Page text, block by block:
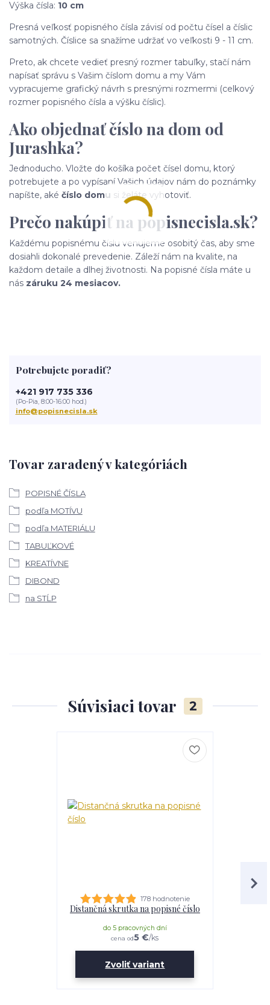
Výška čísla: 10 cm
Presná veľkosť popisného čísla závisí od počtu čísel a číslic
samotných. Číslice sa snažíme udržať vo veľkosti 9 - 11 cm.
Preto, ak chcete vedieť presný rozmer tabuľky, stačí nám
napísať správu s Vašim číslom domu a my Vám
vypracujeme grafický návrh s presnými rozmermi (celkový
rozmer popisného čísla a výšku číslic).
Ako objednať číslo na dom od
Jurashka?
Jednoducho. Vložte do košíka počet čísel domu, ktorý
potrebujete a po vypísaní Vašich údajov nám do poznámky
napíšte, aké číslo domu si želáte vyhotoviť.
Prečo nakúpiť na popisnecisla.sk?
Každému popisnému číslu venujeme osobitý čas, aby sme
dosiahli dokonalé prevedenie. Záleží nám na kvalite, na
každom detaile a dlhej životnosti. Na popisné čísla máte u
nás záruku 24 mesiacov.
Tovar zaradený v kategóriách
POPISNÉ ČÍSLA
podľa MOTÍVU
podľa MATERIÁLU
TABUĽKOVÉ
KREATÍVNE
DIBOND
na STĹP
Potrebujete poradiť?
+421 917 735 336
(Po-Pia, 8:00-16:00 hod.)
info@popisnecisla.sk
Súvisiaci tovar 2
178 hodnotenie
Distančná skrutka na popisné číslo
cena od5 €/ks
do 5 pracovných dní
Zvoliť variant